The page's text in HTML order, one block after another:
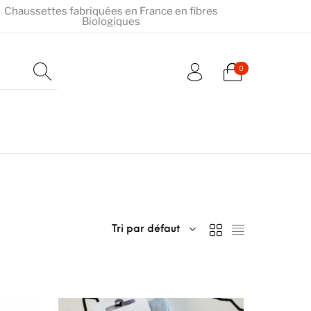
Chaussettes fabriquées en France en fibres
Biologiques
0
Tri par défaut